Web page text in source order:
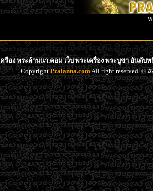
ครื่อง พระล้านนา.คอม เว็บ พระเครื่อง พระบูชา อันดับ
CopyrightPralanna.comAll right reserved. ©